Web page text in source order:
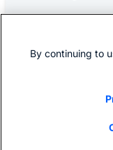
By continuing to